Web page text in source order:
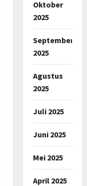
Oktober
2025
September
2025
Agustus
2025
Juli 2025
Juni 2025
Mei 2025
April 2025